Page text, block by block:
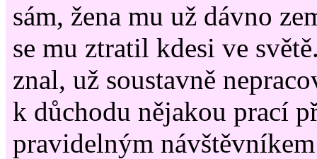
sám, žena mu už dávno
se mu ztratil kdesi ve
znal, už soustavně
k důchodu nějakou prací
pravidelným